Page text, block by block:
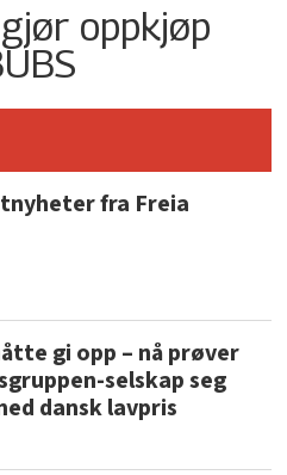
oppkjøp
fra Freia
gi opp – nå prøver
selskap seg
dansk lavpris